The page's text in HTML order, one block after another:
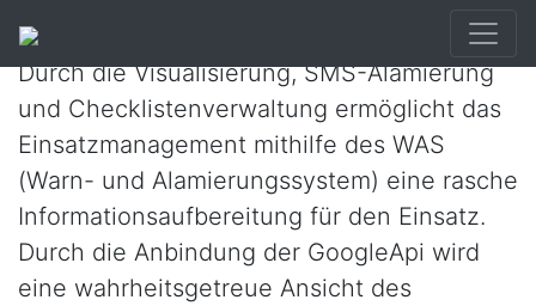
Alarmierungsansicht
Durch die Visualisierung, SMS-Alamierung
und Checklistenverwaltung ermöglicht das
Einsatzmanagement mithilfe des WAS
(Warn- und Alamierungssystem) eine rasche
Informationsaufbereitung für den Einsatz.
Durch die Anbindung der GoogleApi wird
eine wahrheitsgetreue Ansicht des